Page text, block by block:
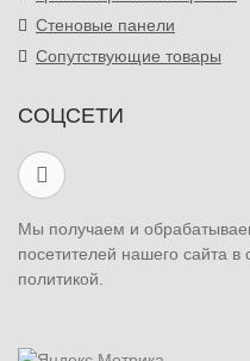
Стеновые панели
Сопутствующие товары
СОЦСЕТИ
Мы получаем и
посетителей нашего сайта в
политикой.